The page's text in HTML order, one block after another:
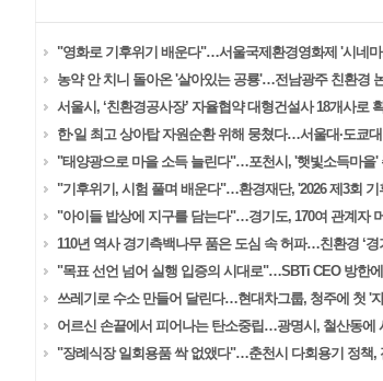
"영화로 기후위기 배운다"…서울국제환경영화제 '시네마
농약 안 치니 돌아온 '살아있는 공룡'…전남광주 친환경
서울시, ‘친환경공사장’ 자율협약 대형건설사 18개사로
한·일 최고 상아탑 자원순환 위해 뭉쳤다…서울대·도쿄
"태양광으로 마을 소득 늘린다"…포천시, '햇빛소득마을'
"기후위기, 시험 풀며 배운다"…환경재단, '2026 제3회 기
"아이들 밥상에 지구를 담는다"…경기도, 170여 관계자
110년 역사 경기측백나무 품은 도심 속 허파…친환경 ‘경
"목표 선언 넘어 실행 입증의 시대로"…SBTi CEO 방한에
쓰레기로 수소 만들어 달린다…현대차그룹, 청주에 첫 '
어르신 손끝에서 피어나는 탄소중립…광명시, 철산동에
"장례식장 일회용품 싹 없앴다"…춘천시 다회용기 정책,